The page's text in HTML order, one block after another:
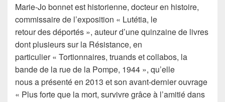
Marie-Jo bonnet est historienne, docteur en histoire,
commissaire de l’exposition « Lutétia, le
retour des déportés », auteur d’une quinzaine de livres
dont plusieurs sur la Résistance, en
particulier « Tortionnaires, truands et collabos, la
bande de la rue de la Pompe, 1944 », qu’elle
nous a présenté en 2013 et son avant-dernier ouvrage
« Plus forte que la mort, survivre grâce à l’amitié dans